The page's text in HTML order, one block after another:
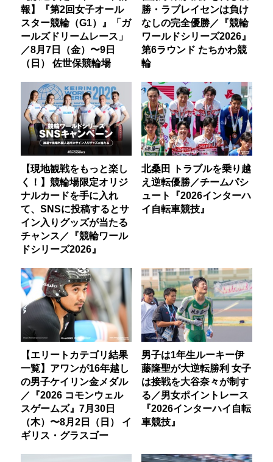
報】『第2回女子オール
スター競輪（G1）』「ガ
ールズドリームレース」
／8月7日（金）〜9日
（日） 佐世保競輪場
勝・ラブレイセンは負け
なしの完全優勝／『競輪
ワールドシリーズ2026』
第6ラウンド たちかわ競
輪
【現地観戦をもっと楽し
く！】競輪場限定オリジ
ナルカードを手に入れ
て、SNSに投稿するとサ
イン入りグッズが当たる
チャンス／『競輪ワール
ドシリーズ2026』
北桑田 トラブルを乗り越
え逆転優勝／チームパシ
ュート『2026インターハ
イ自転車競技』
【エリートカテゴリ結果
一覧】アワンが16年越し
の男子ケイリン金メダル
／『2026 コモンウェル
スゲームズ』7月30日
（木）〜8月2日（日） イ
ギリス・グラスゴー
男子は1年生ルーキー伊
藤隆聖が大逆転勝利 女子
は接戦を大谷奈々が制す
る／男女ポイントレース
『2026インターハイ自転
車競技』